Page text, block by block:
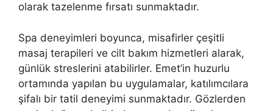
olarak tazelenme fırsatı sunmaktadır.
Spa deneyimleri boyunca, misafirler çeşitli
masaj terapileri ve cilt bakım hizmetleri alarak,
günlük streslerini atabilirler. Emet’in huzurlu
ortamında yapılan bu uygulamalar, katılımcılara
şifalı bir tatil deneyimi sunmaktadır. Gözlerden